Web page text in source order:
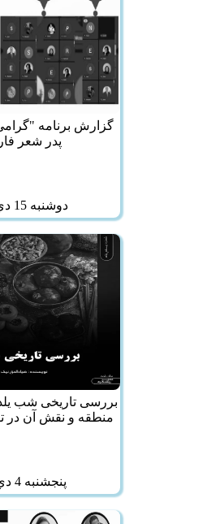
گزارش برنامه
پدر شعر
دوشنبه 15 دي 1404
بررسی تاریخی شب
منطقه و نقش آن در
پنجشنبه 4 دي 1404